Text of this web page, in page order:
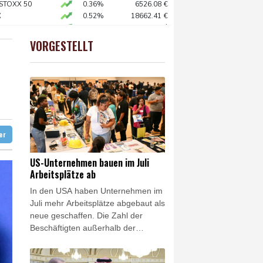
Markt
zu Merz-Rücktritt
wegen Sabotage
Einmischung an
vorschlagen
50
0.36% 6526.08 €
0.52% 18662.41 €
$
0.1%
0.35%
VORGESTELLT
US-Unternehmen bauen im Juli
Arbeitsplätze ab
In den USA haben Unternehmen im
Juli mehr Arbeitsplätze abgebaut als
neue geschaffen. Die Zahl der
Beschäftigten außerhalb der
vergangenen Monat um 23.000, wie